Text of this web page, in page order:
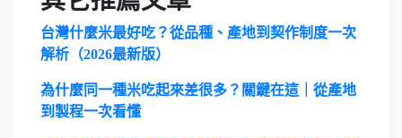
台灣什麼米最好吃？從品種、產地到契作制度一次
解析（2026最新版）
為什麼同一種米吃起來差很多？關鍵在這｜從產地
到製程一次看懂